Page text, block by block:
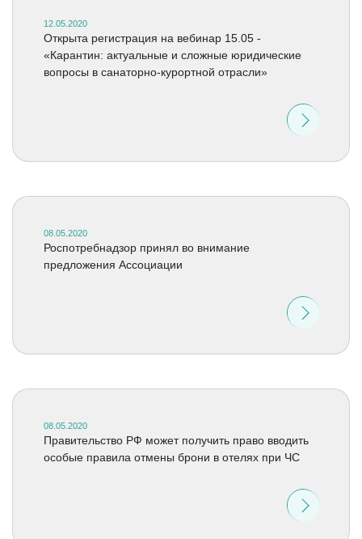
12.05.2020
Открыта регистрация на вебинар 15.05 -
«Карантин: актуальные и сложные юридические
вопросы в санаторно-курортной отрасли»
08.05.2020
Роспотребнадзор принял во внимание
предложения Ассоциации
08.05.2020
Правительство РФ может получить право вводить
особые правила отмены брони в отелях при ЧС